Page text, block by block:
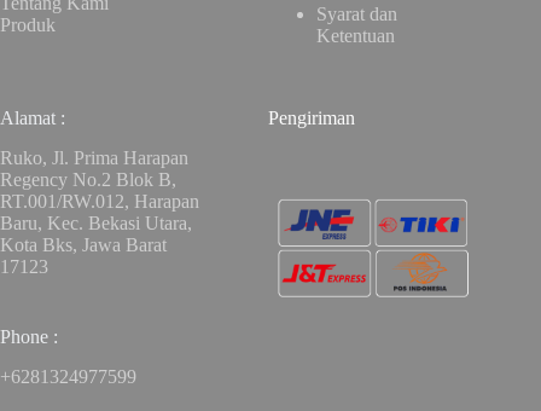
Produk
Syarat dan
Ketentuan
Alamat :
Ruko, Jl. Prima Harapan
Regency No.2 Blok B,
RT.001/RW.012, Harapan
Baru, Kec. Bekasi Utara,
Kota Bks, Jawa Barat
17123
Phone :
+6281324977599
Pengiriman